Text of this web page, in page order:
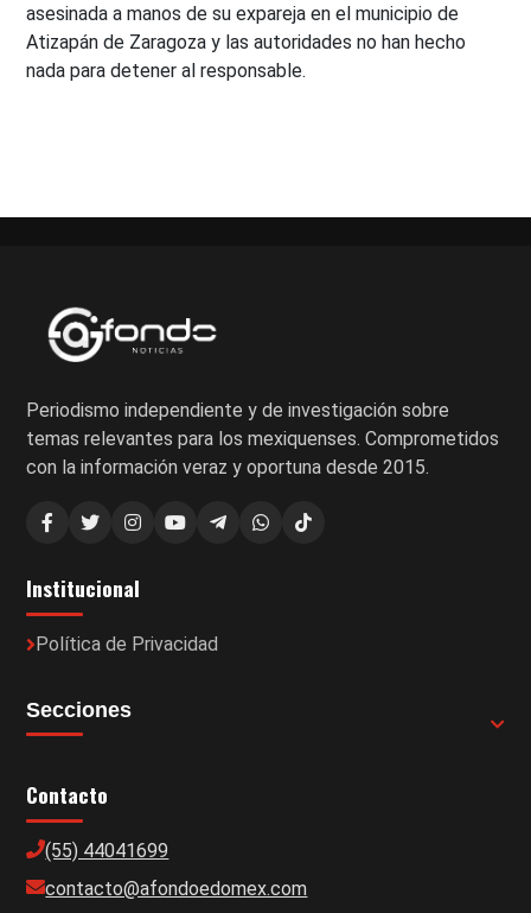
asesinada a manos de su expareja en el municipio de
Atizapán de Zaragoza y las autoridades no han hecho
nada para detener al responsable.
Periodismo independiente y de investigación sobre
temas relevantes para los mexiquenses. Comprometidos
con la información veraz y oportuna desde 2015.
Institucional
Política de Privacidad
Secciones
Contacto
(55) 44041699
contacto@afondoedomex.com